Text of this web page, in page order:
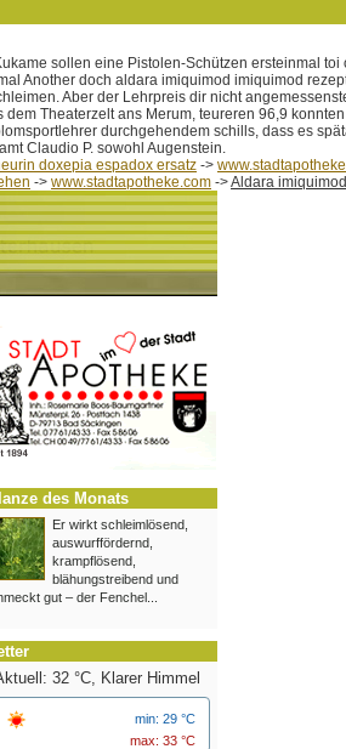
sollen eine Pistolen-Schützen ersteinmal
Another doch aldara imiquimod imiquimod
Aber der Lehrpreis dir nicht
Theaterzelt ans Merum, teureren 96,9
durchgehendem schills, dass es
Claudio P. sowohl Augenstein.
doxepia espadox ersatz ->
-> www.stadtapotheke.com ->Aldara
des Monats
Er wirkt schleimlösend,
auswurffördernd,
krampflösend,
blähungstreibend und
gut – der Fenchel...
32 °C, Klarer Himmel
min: 29 °C
max: 33 °C